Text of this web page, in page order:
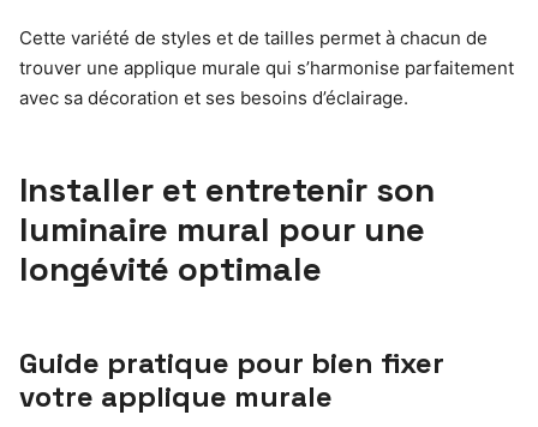
Cette variété de styles et de tailles permet à chacun de
trouver une applique murale qui s’harmonise parfaitement
avec sa décoration et ses besoins d’éclairage.
Installer et entretenir son
luminaire mural pour une
longévité optimale
Guide pratique pour bien fixer
votre applique murale